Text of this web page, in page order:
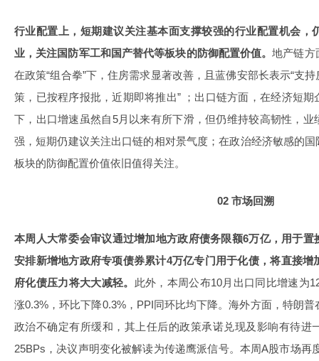
行业配置上，短期建议关注基本面支撑较强的行业配置机会，
业，关注国防军工和国产替代等板块的防御配置价值。地产链方
在政策“组合拳”下，住房需求显著改善，且蓝佛安部长表示“支
策，已按程序报批，近期即将推出” ；出口链方面，在经济短
下，出口增速虽然自5月以来有所下滑，但仍维持较高韧性，
强，短期仍建议关注出口链的相对景气度；在政治经济敏感的
板块的防御配置价值依旧值得关注。
02 市场回溯
本周人大常委会审议通过增加地方政府债务限额6万亿，用于
安排新增地方政府专项债券累计4万亿专门用于化债，将直接增
府化债压力将大大减轻。 此外，本周公布10月出口同比增速为
涨0.3%，环比下降0.3%，PPI同环比均下降。海外方面，特朗
政治不确定有所缓和，其上任后的政策承诺兑现及影响有待进
25BPs，决议声明变化被解读为传递鹰派信号。本周A股市场再